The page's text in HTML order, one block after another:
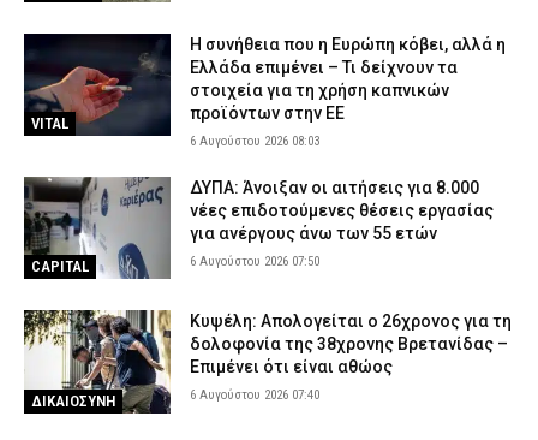
VITAL
Η συνήθεια που η Ευρώπη κόβει, αλλά η
Ελλάδα επιμένει – Τι δείχνουν τα
στοιχεία για τη χρήση καπνικών
προϊόντων στην ΕΕ
6 Αυγούστου 2026 08:03
CAPITAL
ΔΥΠΑ: Άνοιξαν οι αιτήσεις για 8.000
νέες επιδοτούμενες θέσεις εργασίας
για ανέργους άνω των 55 ετών
6 Αυγούστου 2026 07:50
ΔΙΚΑΙΟΣΥΝΗ
Κυψέλη: Απολογείται ο 26χρονος για τη
δολοφονία της 38χρονης Βρετανίδας –
Επιμένει ότι είναι αθώος
6 Αυγούστου 2026 07:40